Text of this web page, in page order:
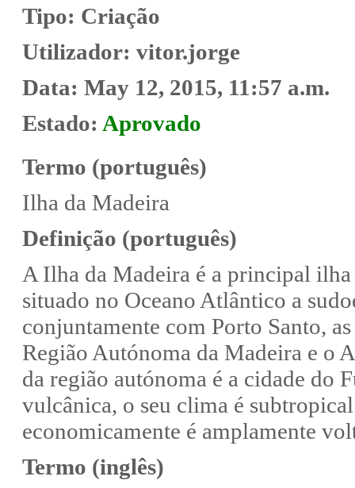
Tipo: Criação
Utilizador: vitor.jorge
Data: May 12, 2015, 11:57 a.m.
Estado: Aprovado
Termo (português)
Ilha da Madeira
Definição (português)
A Ilha da Madeira é a principal
situado no Oceano Atlântico a
conjuntamente com Porto Santo,
Região Autónoma da Madeira e o
da região autónoma é a cidade do
vulcânica, o seu clima é
economicamente é amplamente
Termo (inglês)